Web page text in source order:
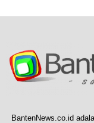
BantenNews.co.id